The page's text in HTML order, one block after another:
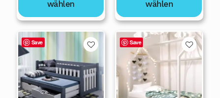
wählen 919,00 €
wählen
Save
Dieses
Produkt
weist
mehrere
Varianten
Save
Dieses
Produkt
weist
mehrere
Varianten